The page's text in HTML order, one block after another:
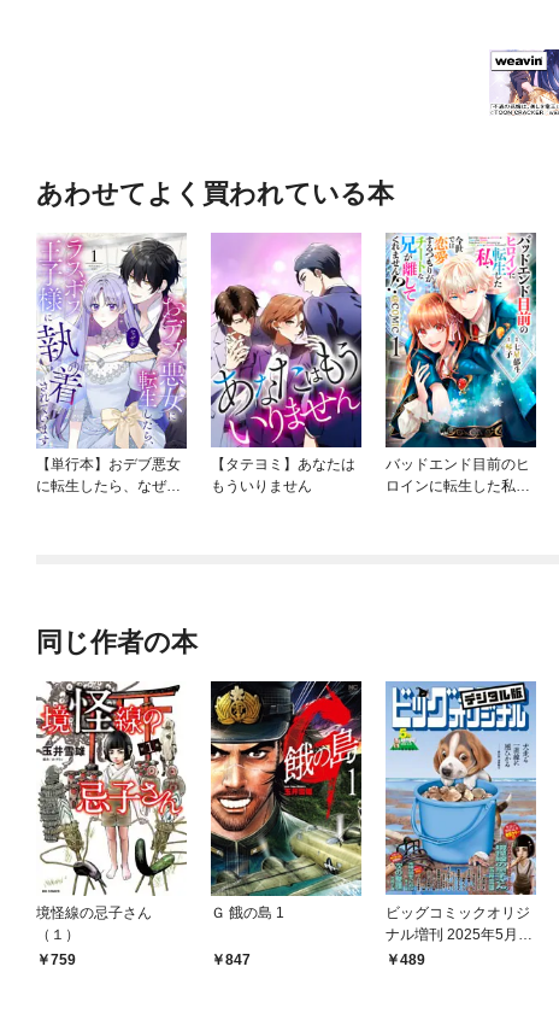
あわせてよく買われている本
【単行本】おデブ悪女
に転生したら、なぜか
【タテヨミ】あなたは
もういりません
バッドエンド目前のヒ
ロインに転生した私、
同じ作者の本
境怪線の忌子さん
（１）
759
Ｇ 餓の島 1
847
ビッグコミックオリジ
ナル増刊 2025年5月増
刊号（2025年4月12日
489